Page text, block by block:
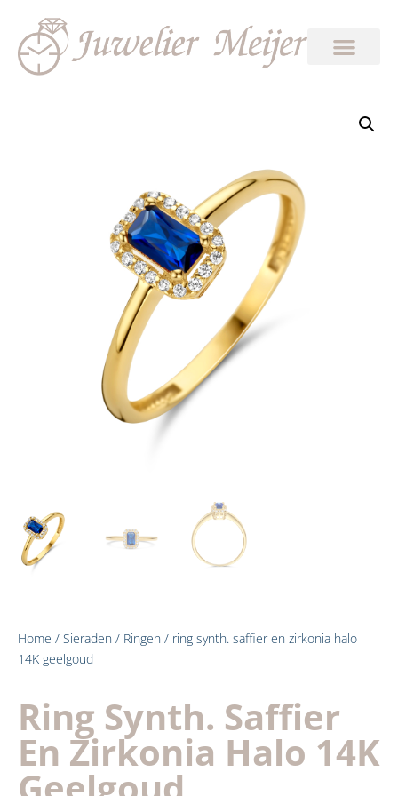
Home / Sieraden / Ringen / ring synth. saffier en zirkonia halo
14K geelgoud
Ring Synth. Saffier
En Zirkonia Halo 14K